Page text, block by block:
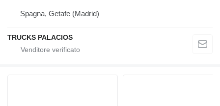
Spagna, Getafe (Madrid)
TRUCKS PALACIOS